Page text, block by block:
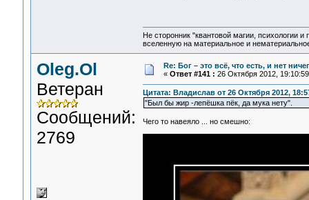
Не сторонник "квантовой магии, психологии
вселенную на материальное и
Oleg.Ol
Ветеран
Сообщений:
2769
Re: Бог – это всё, что есть, и нет
« Ответ #141 : 26 Октября 2012,
Цитата: Владислав от 26 Октября 2012,
"Был бы жир -лепёшка пёк, да мука нету".
Чего то навеяло ... но смешно: